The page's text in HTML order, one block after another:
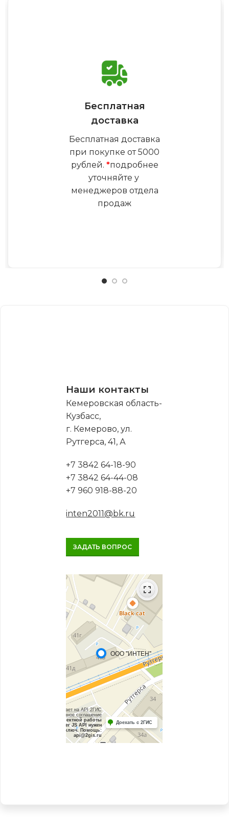
Бесплатная
доставка
Бесплатная доставка
при покупке от 5000
рублей. *подробнее
уточняйте у
менеджеров отдела
продаж
Наши контакты
Кемеровская область-
Кузбасс,
г. Кемерово, ул.
Рутгерса, 41, А
+7 3842 64-18-90
+7 3842 64-44-08
+7 960 918-88-20
inten2011@bk.ru
ЗАДАТЬ ВОПРОС